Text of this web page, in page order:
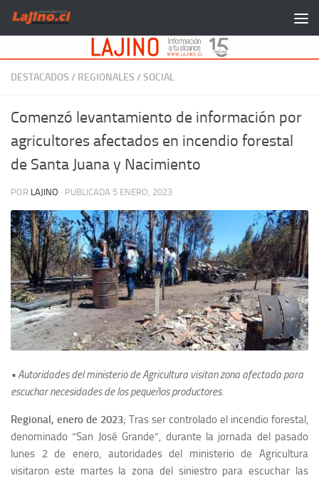
Saltar al contenido
DESTACADOS / REGIONALES /SOCIAL
Comenzó levantamiento de información por
agricultores afectados en incendio forestal
de Santa Juana y Nacimiento
POR LAJINO · PUBLICADA 5 ENERO, 2023
• Autoridades del ministerio de Agricultura visitan zona afectada para
escuchar necesidades de los pequeños productores.
Regional, enero de 2023; Tras ser controlado el incendio forestal,
denominado “San José Grande”, durante la jornada del pasado
lunes 2 de enero, autoridades del ministerio de Agricultura
visitaron este martes la zona del siniestro para escuchar las